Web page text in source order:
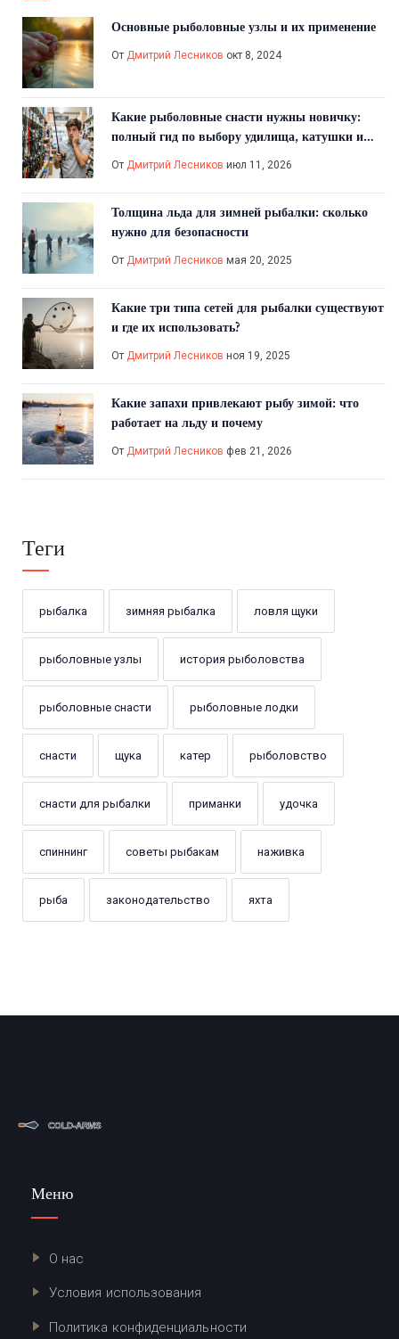
Основные рыболовные узлы и их применение
От Дмитрий Лесников окт 8, 2024
Какие рыболовные снасти нужны новичку:
полный гид по выбору удилища, катушки и
От Дмитрий Лесников июл 11, 2026
Толщина льда для зимней рыбалки: сколько
нужно для безопасности
От Дмитрий Лесников мая 20, 2025
Какие три типа сетей для рыбалки существуют
и где их использовать?
От Дмитрий Лесников ноя 19, 2025
Какие запахи привлекают рыбу зимой: что
работает на льду и почему
От Дмитрий Лесников фев 21, 2026
Теги
рыбалка зимняя рыбалка ловля щуки
рыболовные узлы история рыболовства
рыболовные снасти рыболовные лодки
снасти щука катер рыболовство
снасти для рыбалки приманки удочка
спиннинг советы рыбакам наживка
рыба законодательство яхта
Меню
О нас
Условия использования
Политика конфиденциальности